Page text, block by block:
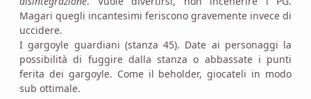
Magari quegli incantesimi feriscono gravemente invece di
uccidere.
I gargoyle guardiani (stanza 45). Date ai personaggi la
possibilità di fuggire dalla stanza o abbassate i punti
ferita dei gargoyle. Come il beholder, giocateli in modo
sub ottimale.